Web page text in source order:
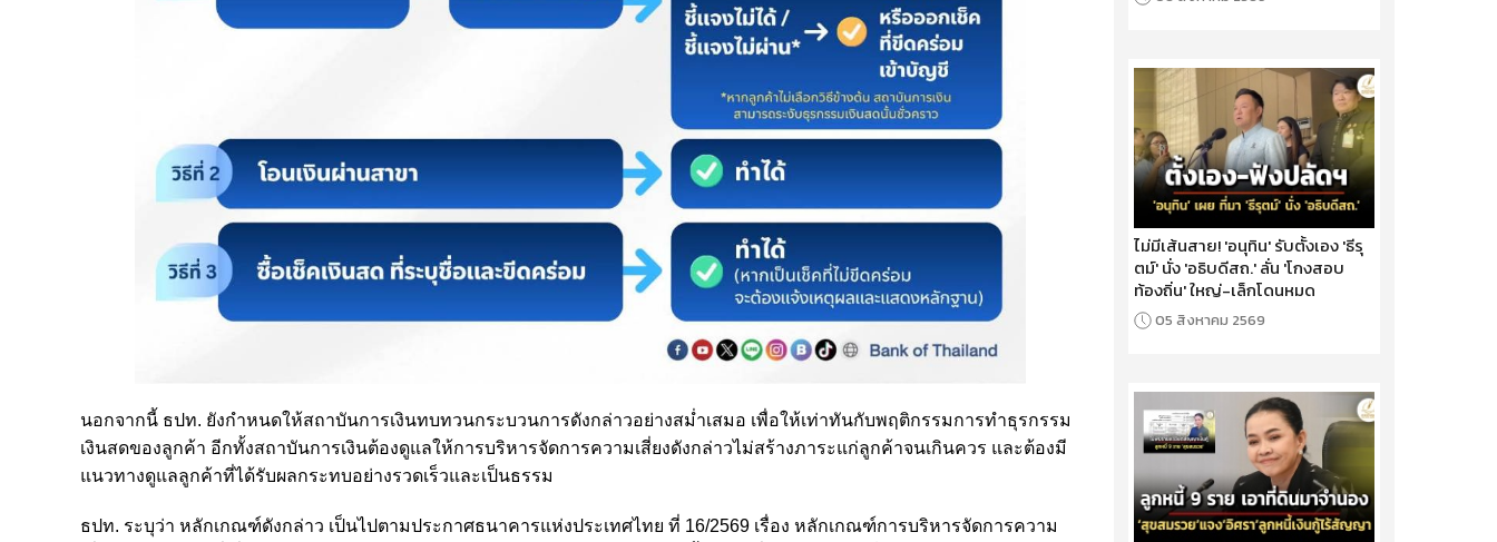
นอกจากนี้ ธปท. ยังกำหนดให้สถาบันการเงินทบทวนกระบวนการดังกล่าวอย่างสม่ำเสมอ เพื่อให้เท่าทันกับพฤติกรรมการทำธุรกรรม
เงินสดของลูกค้า อีกทั้งสถาบันการเงินต้องดูแลให้การบริหารจัดการความเสี่ยงดังกล่าวไม่สร้างภาระแก่ลูกค้าจนเกินควร และต้องมี
แนวทางดูแลลูกค้าที่ได้รับผลกระทบอย่างรวดเร็วและเป็นธรรม
ธปท. ระบุว่า หลักเกณฑ์ดังกล่าว เป็นไปตามประกาศธนาคารแห่งประเทศไทย ที่ 16/2569 เรื่อง หลักเกณฑ์การบริหารจัดการความ
ไม่มีเส้นสาย! 'อนุทิน' รับตั้งเอง 'ธีรุ
ตม์' นั่ง 'อธิบดีสถ.' ลั่น 'โกงสอบ
ท้องถิ่น' ใหญ่-เล็กโดนหมด
05 สิงหาคม 2569